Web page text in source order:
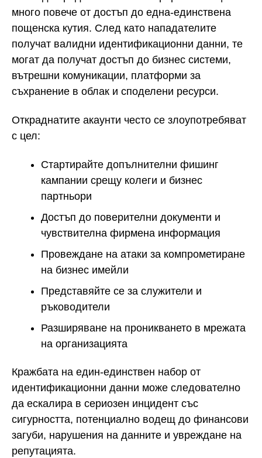
много повече от достъп до една-единствена
пощенска кутия. След като нападателите
получат валидни идентификационни данни, те
могат да получат достъп до бизнес системи,
вътрешни комуникации, платформи за
съхранение в облак и споделени ресурси.
Откраднатите акаунти често се злоупотребяват
с цел:
Стартирайте допълнителни фишинг
кампании срещу колеги и бизнес
партньори
Достъп до поверителни документи и
чувствителна фирмена информация
Провеждане на атаки за компрометиране
на бизнес имейли
Представяйте се за служители и
ръководители
Разширяване на проникването в мрежата
на организацията
Кражбата на един-единствен набор от
идентификационни данни може следователно
да ескалира в сериозен инцидент със
сигурността, потенциално водещ до финансови
загуби, нарушения на данните и увреждане на
репутацията.